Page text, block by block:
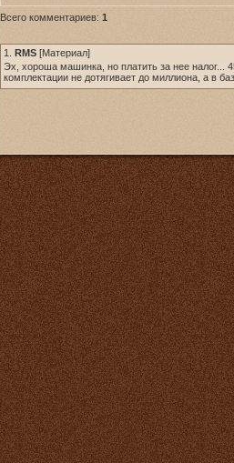
Всего комментариев: 1
1. RMS [Материал]
Эх, хороша машинка, но платить за нее налог...
комплектации не дотягивает до миллиона, а в